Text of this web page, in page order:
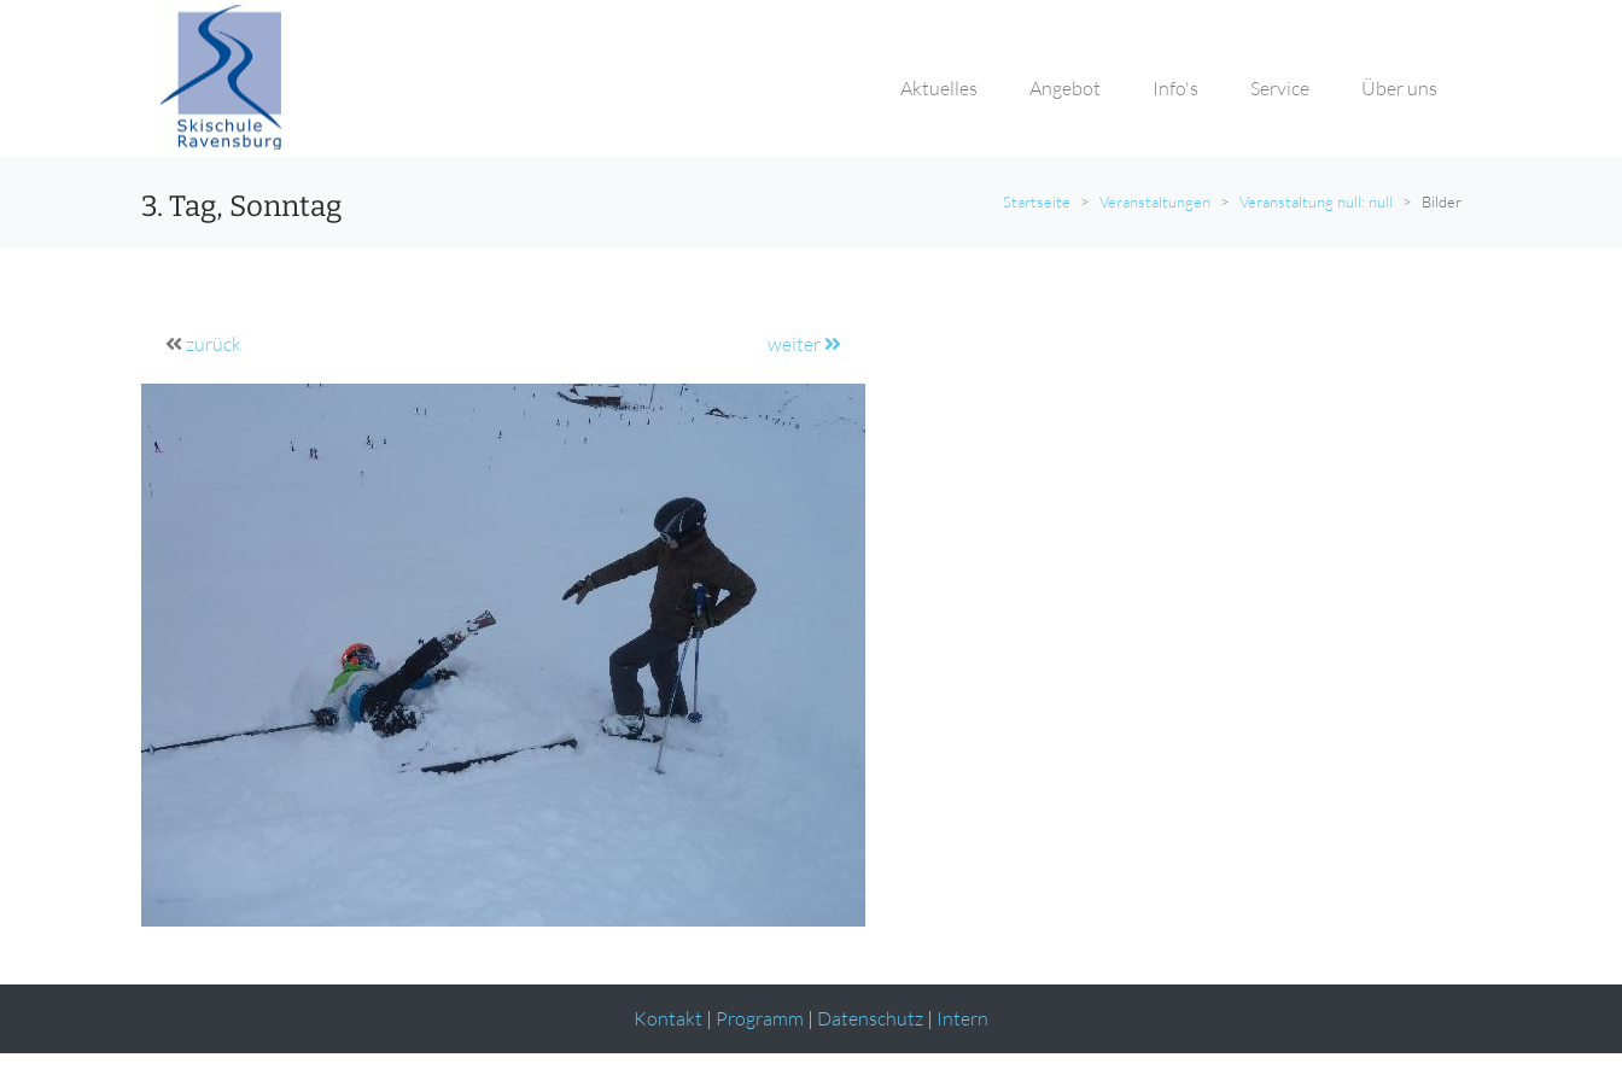
Aktuelles Angebot Info's Service Über uns
3. Tag, Sonntag Startseite Veranstaltungen Veranstaltung null: null Bilder
zurück weiter
Kontakt | Programm | Datenschutz | Intern